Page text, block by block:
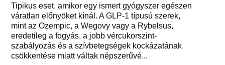
Tipikus eset, amikor egy ismert gyógyszer egészen
váratlan előnyöket kínál. A GLP-1 típusú szerek,
mint az Ozempic, a Wegovy vagy a Rybelsus,
eredetileg a fogyás, a jobb vércukorszint-
szabályozás és a szívbetegségek kockázatának
csökkentése miatt váltak népszerűvé...